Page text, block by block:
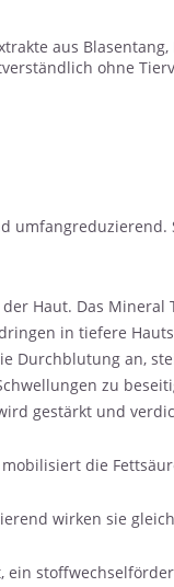
aus
ohne
Haut. Das
in tiefere
an,
zu
gestärkt und
die
wirken sie
ein